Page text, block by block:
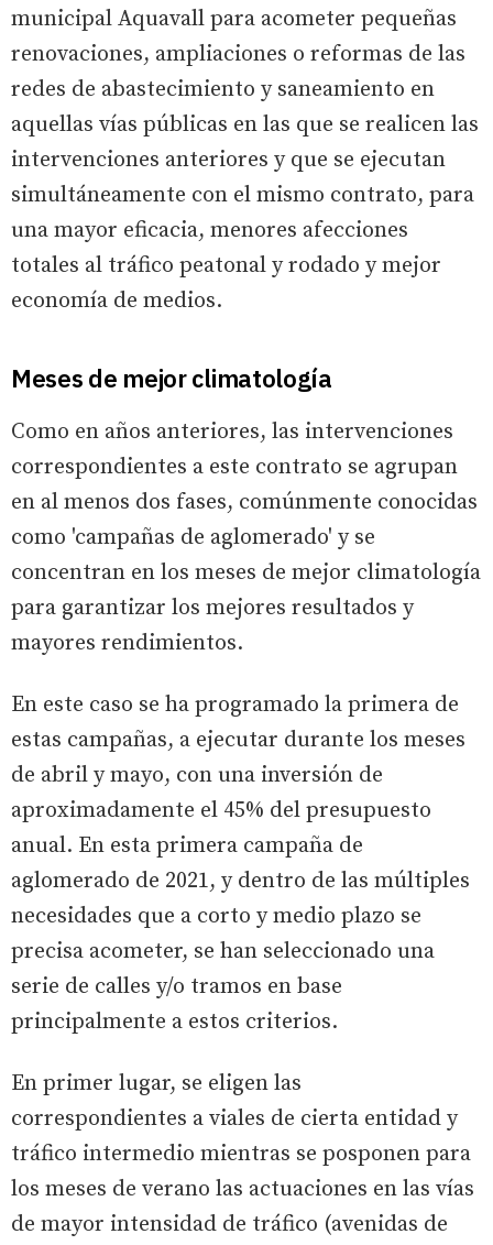
municipal Aquavall para acometer pequeñas
renovaciones, ampliaciones o reformas de las
redes de abastecimiento y saneamiento en
aquellas vías públicas en las que se realicen las
intervenciones anteriores y que se ejecutan
simultáneamente con el mismo contrato, para
una mayor eficacia, menores afecciones
totales al tráfico peatonal y rodado y mejor
economía de medios.
Meses de mejor climatología
Como en años anteriores, las intervenciones
correspondientes a este contrato se agrupan
en al menos dos fases, comúnmente conocidas
como 'campañas de aglomerado' y se
concentran en los meses de mejor climatología
para garantizar los mejores resultados y
mayores rendimientos.
En este caso se ha programado la primera de
estas campañas, a ejecutar durante los meses
de abril y mayo, con una inversión de
aproximadamente el 45% del presupuesto
anual. En esta primera campaña de
aglomerado de 2021, y dentro de las múltiples
necesidades que a corto y medio plazo se
precisa acometer, se han seleccionado una
serie de calles y/o tramos en base
principalmente a estos criterios.
En primer lugar, se eligen las
correspondientes a viales de cierta entidad y
tráfico intermedio mientras se posponen para
los meses de verano las actuaciones en las vías
de mayor intensidad de tráfico (avenidas de